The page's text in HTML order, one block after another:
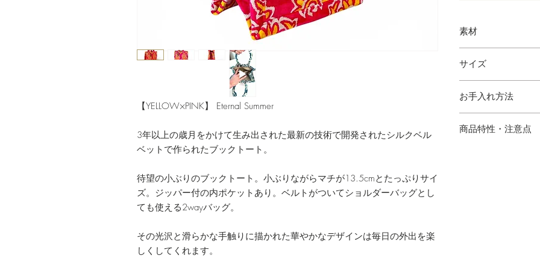
【YELLOW×PINK】 Eternal Summer
3年以上の歳月をかけて生み出された最新の技術で開発されたシルクベル
ベットで作られたブックトート。
待望の小ぶりのブックトート。小ぶりながらマチが13.5cmとたっぷりサイ
ズ。ジッパー付の内ポケットあり。ベルトがついてショルダーバッグとし
ても使える2wayバッグ。
その光沢と滑らかな手触りに描かれた華やかなデザインは毎日の外出を楽
しくしてくれます。
素材
サイズ
お手入れ方法
商品特性・注意点